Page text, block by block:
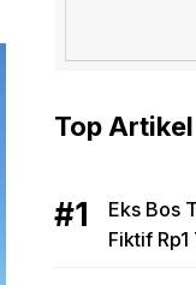
Top Artikel
Eks Bos
Fiktif Rp1